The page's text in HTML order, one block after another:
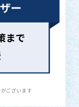
ございます